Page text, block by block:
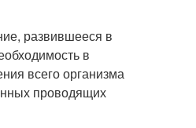
развившееся в
в
всего организма
проводящих